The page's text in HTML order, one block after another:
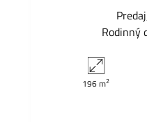
Predaj
Rodinný
196 m2